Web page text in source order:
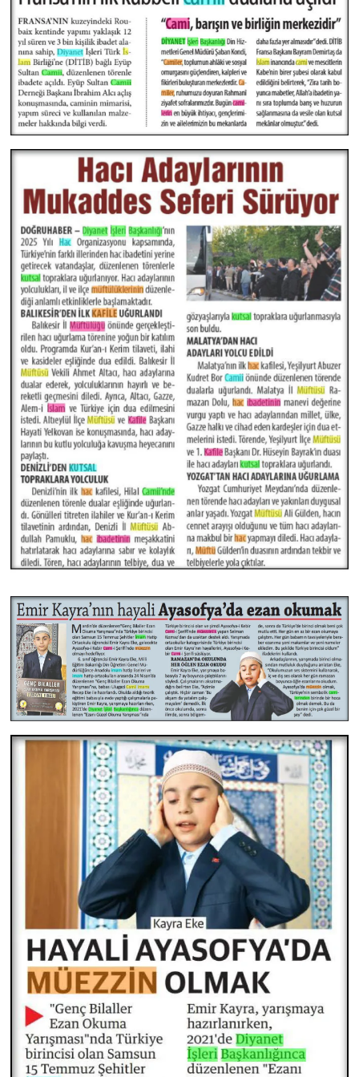
Gümüşhane Müftülüğü
Hakkari Müftülüğü
Hatay Müftülüğü
Iğdır Müftülüğü
Isparta Müftülüğü
İstanbul Müftülüğü
İzmir Müftülüğü
Kahramanmaraş Müftülüğü
Karabük Müftülüğü
Karaman Müftülüğü
Kars Müftülüğü
Kastamonu Müftülüğü
Kayseri Müftülüğü
Kilis Müftülüğü
Kırklareli Müftülüğü
Kırşehir Müftülüğü
Kocaeli Müftülüğü
Konya Müftülüğü
Kütahya Müftülüğü
Malatya Müftülüğü
Manisa Müftülüğü
Mardin Müftülüğü
Mersin Müftülüğü
Muğla Müftülüğü
Muş Müftülüğü